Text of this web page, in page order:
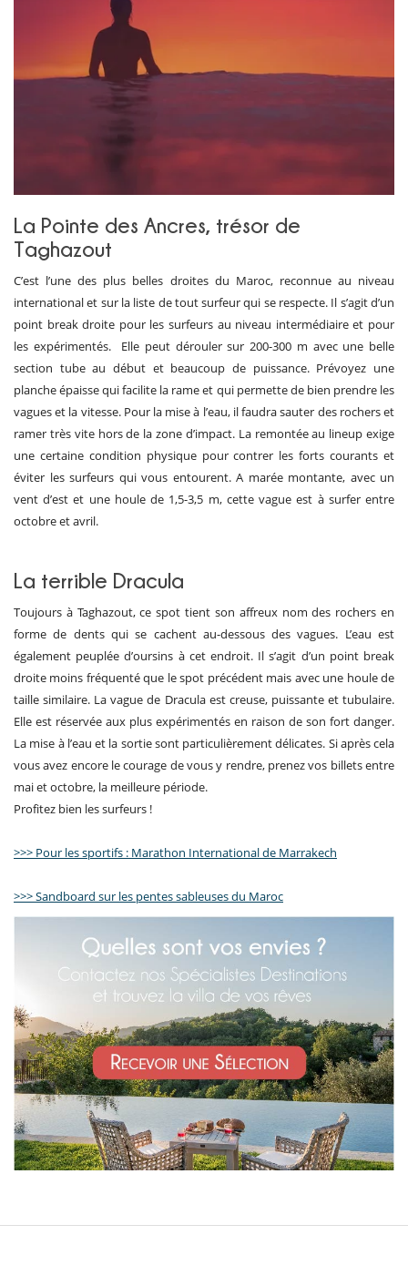
La Pointe des Ancres, trésor de
Taghazout
C’est l’une des plus belles droites du Maroc, reconnue au niveau
international et sur la liste de tout surfeur qui se respecte. Il s’agit d’un
point break droite pour les surfeurs au niveau intermédiaire et pour
les expérimentés. Elle peut dérouler sur 200-300 m avec une belle
section tube au début et beaucoup de puissance. Prévoyez une
planche épaisse qui facilite la rame et qui permette de bien prendre les
vagues et la vitesse. Pour la mise à l’eau, il faudra sauter des rochers et
ramer très vite hors de la zone d’impact. La remontée au lineup exige
une certaine condition physique pour contrer les forts courants et
éviter les surfeurs qui vous entourent. A marée montante, avec un
vent d’est et une houle de 1,5-3,5 m, cette vague est à surfer entre
octobre et avril.
La terrible Dracula
Toujours à Taghazout, ce spot tient son affreux nom des rochers en
forme de dents qui se cachent au-dessous des vagues. L’eau est
également peuplée d’oursins à cet endroit. Il s’agit d’un point break
droite moins fréquenté que le spot précédent mais avec une houle de
taille similaire. La vague de Dracula est creuse, puissante et tubulaire.
Elle est réservée aux plus expérimentés en raison de son fort danger.
La mise à l’eau et la sortie sont particulièrement délicates. Si après cela
vous avez encore le courage de vous y rendre, prenez vos billets entre
mai et octobre, la meilleure période.
Profitez bien les surfeurs !
>>> Pour les sportifs : Marathon International de Marrakech
>>> Sandboard sur les pentes sableuses du Maroc